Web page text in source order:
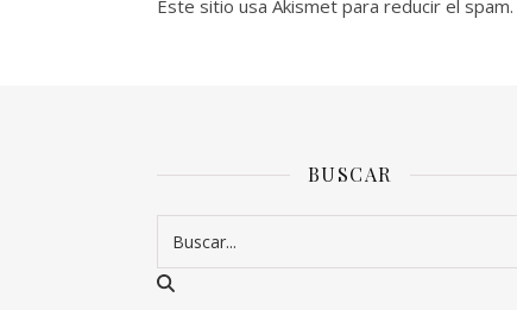
Este sitio usa Akismet para reducir el spam.
BUSCAR